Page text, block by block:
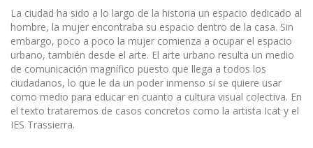
La ciudad ha sido a lo largo de la historia un espacio dedicado al
hombre, la mujer encontraba su espacio dentro de la casa. Sin
embargo, poco a poco la mujer comienza a ocupar el espacio
urbano, también desde el arte. El arte urbano resulta un medio
de comunicación magnífico puesto que llega a todos los
ciudadanos, lo que le da un poder inmenso si se quiere usar
como medio para educar en cuanto a cultura visual colectiva. En
el texto trataremos de casos concretos como la artista Icat y el
IES Trassierra.